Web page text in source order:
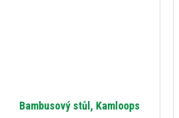
Bambusový stůl, Kamloops